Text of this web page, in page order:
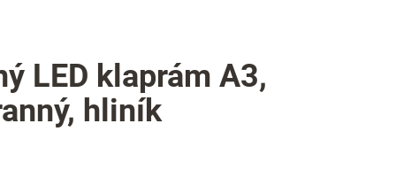
LED klaprám A3,
hliník